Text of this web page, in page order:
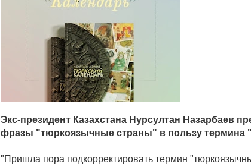
Экс-президент Казахстана Нурсултан Назарбаев
фразы "тюркоязычные страны" в пользу термина
"Пришла пора подкорректировать термин